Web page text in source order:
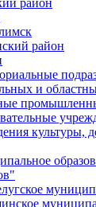
район
и
культуры,